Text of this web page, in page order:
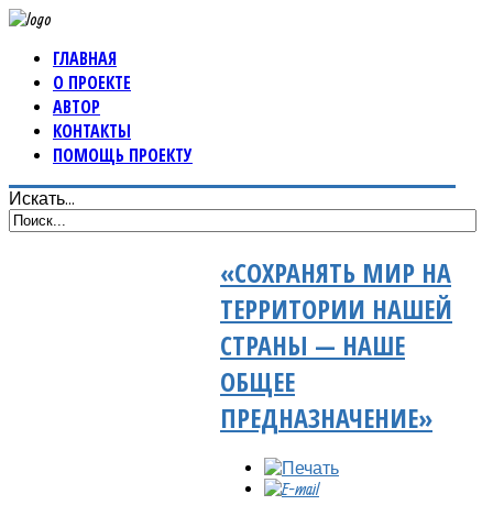
ГЛАВНАЯ
О ПРОЕКТЕ
АВТОР
КОНТАКТЫ
ПОМОЩЬ ПРОЕКТУ
Искать...
«СОХРАНЯТЬ МИР НА
ТЕРРИТОРИИ НАШЕЙ
СТРАНЫ — НАШЕ
ОБЩЕЕ
ПРЕДНАЗНАЧЕНИЕ»